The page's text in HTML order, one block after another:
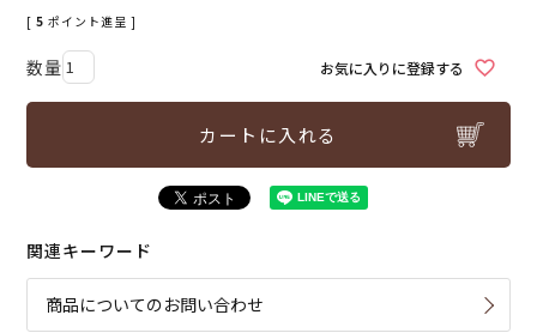
[ 5 ポイント進呈 ]
お気に入りに登録する
カートに入れる
関連キーワード
商品についてのお問い合わせ